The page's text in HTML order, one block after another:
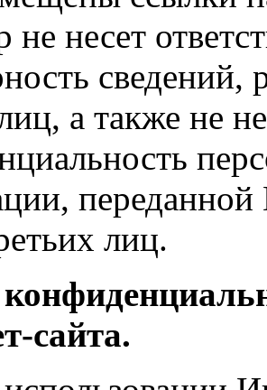
не несет
а также не
переданной
лиц.
сайта.